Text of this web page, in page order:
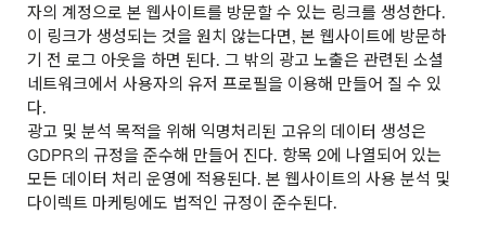
자의 계정으로 본 웹사이트를 방문할 수 있는 링크를 생성한다.
이 링크가 생성되는 것을 원치 않는다면, 본 웹사이트에 방문하
기 전 로그 아웃을 하면 된다. 그 밖의 광고 노출은 관련된 소셜
네트워크에서 사용자의 유저 프로필을 이용해 만들어 질 수 있
다.
광고 및 분석 목적을 위해 익명처리된 고유의 데이터 생성은
GDPR의 규정을 준수해 만들어 진다. 항목 2에 나열되어 있는
모든 데이터 처리 운영에 적용된다. 본 웹사이트의 사용 분석 및
다이렉트 마케팅에도 법적인 규정이 준수된다.